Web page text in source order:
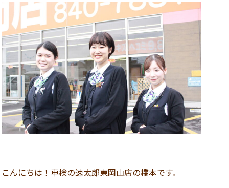
こんにちは！車検の速太郎東岡山店の橋本です。